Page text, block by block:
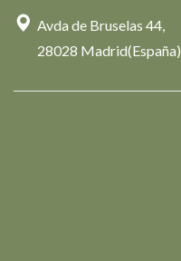
Avda de Bruselas 44,
28028 Madrid(España)